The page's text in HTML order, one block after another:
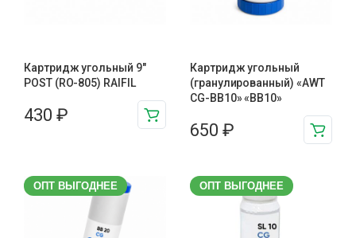
Картридж угольный 9″
POST (RO-805) RAIFIL
430 ₽
Картридж угольный
(гранулированный) «AWT
CG-BB10» «BB10»
650 ₽
ОПТ ВЫГОДНЕЕ ОПТ ВЫГОДНЕЕ